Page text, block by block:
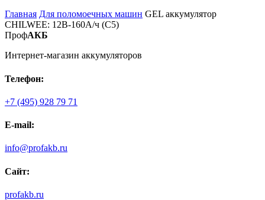
Главная Для поломоечных машин GEL аккумулятор
CHILWEE: 12В-160А/ч (С5)
ПрофАКБ
Интернет-магазин аккумуляторов
Телефон:
+7 (495) 928 79 71
E-mail:
info@profakb.ru
Сайт:
profakb.ru